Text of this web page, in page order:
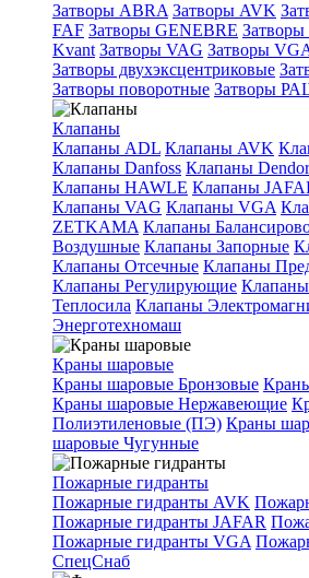
Затворы ABRA Затворы AVK
FAF Затворы GENEBRE
Kvant Затворы VAG Затворы
Затворы двухэксцентриковые
Затворы поворотные Затворы
Клапаны
Клапаны ADL Клапаны AVK
Клапаны Danfoss Клапаны Dendor
Клапаны HAWLE Клапаны
Клапаны VAG Клапаны VGA
ZETKAMA Клапаны
Воздушные Клапаны Запорные
Клапаны Отсечные Клапаны
Клапаны Регулирующие
Теплосила Клапаны
Энерготехномаш
Краны шаровые
Краны шаровые Бронзовые
Краны шаровые Нержавеющие
Полиэтиленовые (ПЭ) Краны
шаровые Чугунные
Пожарные гидранты
Пожарные гидранты AVK
Пожарные гидранты JAFAR
Пожарные гидранты VGA
СпецСнаб